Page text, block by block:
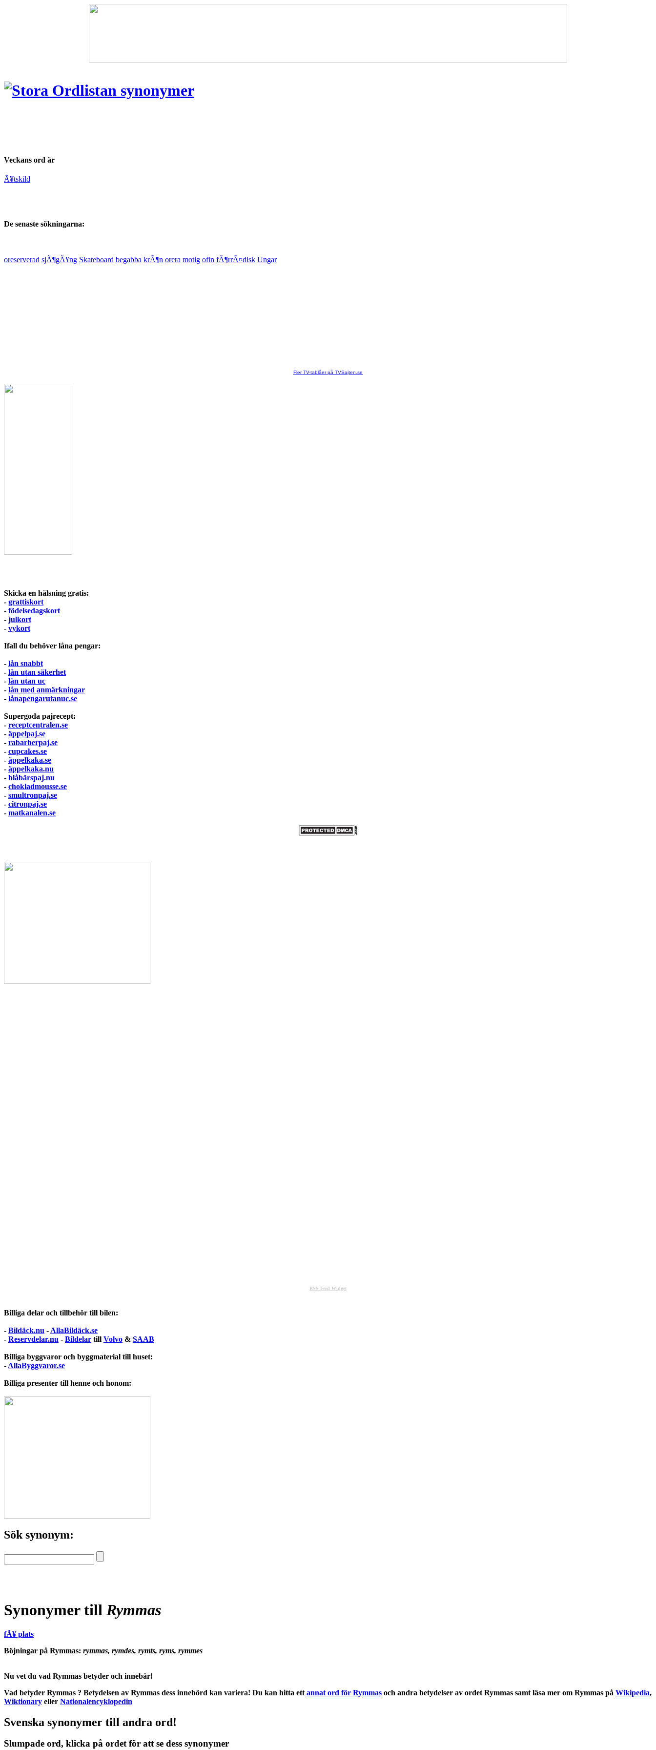
Veckans ord är
Ã¥tskild
De senaste sökningarna:
oreserverad sjÃ¶gÃ¥ng Skateboard begabba krÃ¶n orera motig ofin fÃ¶rrÃ¤disk Ungar
Fler TV-tablåer på TVSajten.se
Skicka en hälsning gratis:
- grattiskort
- födelsedagskort
- julkort
- vykort
Ifall du behöver låna pengar:
- lån snabbt
- lån utan säkerhet
- lån utan uc
- lån med anmärkningar
- lånapengarutanuc.se
Supergoda pajrecept:
- receptcentralen.se
- äppelpaj.se
- rabarberpaj.se
- cupcakes.se
- äppelkaka.se
- äppelkaka.nu
- blåbärspaj.nu
- chokladmousse.se
- smultronpaj.se
- citronpaj.se
- matkanalen.se
RSS Feed Widget
Billiga delar och tillbehör till bilen:
- Bildäck.nu - AllaBildäck.se
- Reservdelar.nu - Bildelar till Volvo & SAAB
Billiga byggvaror och byggmaterial till huset:
- AllaByggvaror.se
Billiga presenter till henne och honom:
Sök synonym:
Synonymer till Rymmas
fÃ¥ plats
Böjningar på Rymmas: rymmas, rymdes, rymts, ryms, rymmes
Nu vet du vad Rymmas betyder och innebär!
Vad betyder Rymmas ? Betydelsen av Rymmas dess innebörd kan variera! Du kan hitta ett annat ord för Rymmas och andra betydelser av ordet Rymmas samt läsa mer om Rymmas på Wikipedia,
Wiktionary eller Nationalencyklopedin
Svenska synonymer till andra ord!
Slumpade ord, klicka på ordet för att se dess synonymer